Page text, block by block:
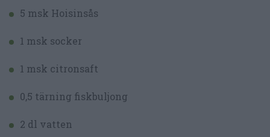
5 msk Hoisinsås
1 msk socker
1 msk citronsaft
0,5 tärning fiskbuljong
2 dl vatten